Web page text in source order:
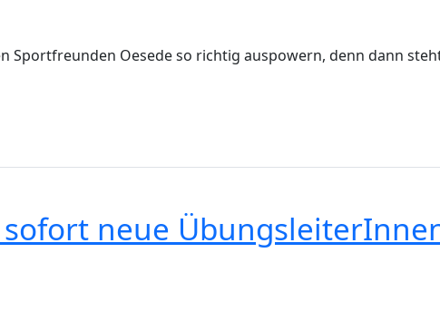
Sportfreunden Oesede so richtig auspowern, denn dann
neue